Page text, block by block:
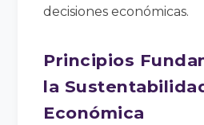
decisiones económicas.
Principios
la
Económica